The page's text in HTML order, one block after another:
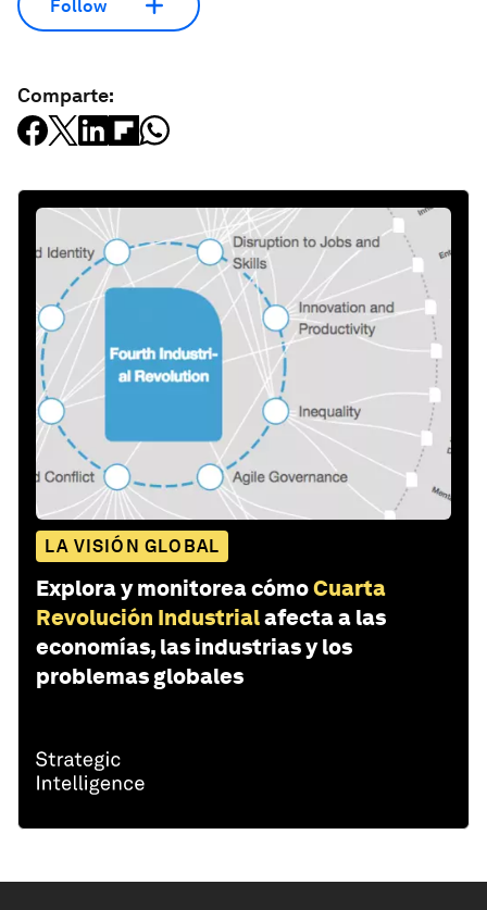
Follow
Comparte:
LA VISIÓN GLOBAL
Explora y monitorea cómoCuarta
Revolución Industrialafecta a las
economías, las industrias y los
problemas globales